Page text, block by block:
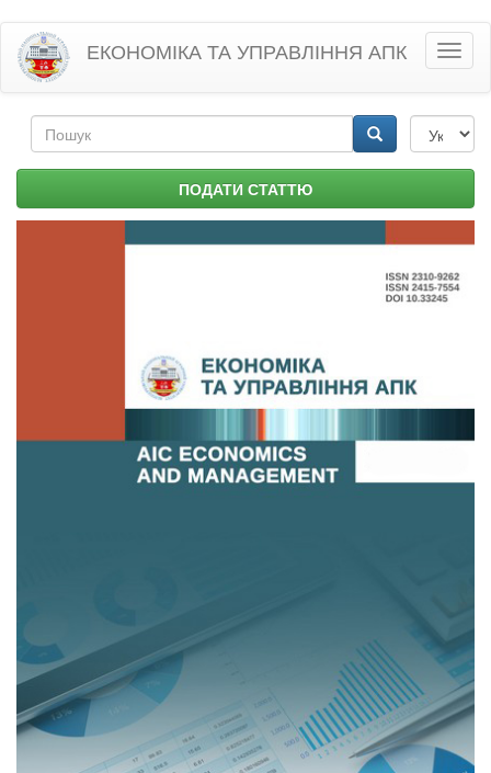
Перейти
основного
матеріалу
ЕКОНОМІКА ТА УПРАВЛІННЯ АПК
Пошукова
форма ПОДАТИ СТАТТЮ